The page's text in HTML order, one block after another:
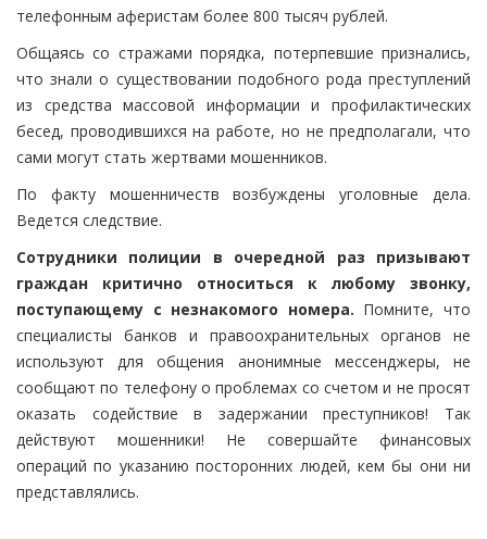
телефонным аферистам более 800 тысяч рублей.
Общаясь со стражами порядка, потерпевшие признались,
что знали о существовании подобного рода преступлений
из средства массовой информации и профилактических
бесед, проводившихся на работе, но не предполагали, что
сами могут стать жертвами мошенников.
По факту мошенничеств возбуждены уголовные дела.
Ведется следствие.
Сотрудники полиции в очередной раз призывают
граждан критично относиться к любому звонку,
поступающему с незнакомого номера. Помните, что
специалисты банков и правоохранительных органов не
используют для общения анонимные мессенджеры, не
сообщают по телефону о проблемах со счетом и не просят
оказать содействие в задержании преступников! Так
действуют мошенники! Не совершайте финансовых
операций по указанию посторонних людей, кем бы они ни
представлялись.